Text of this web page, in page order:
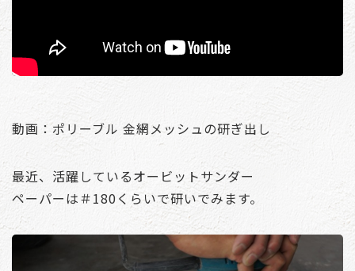
動画：ポリーブル 金網メッシュの研ぎ出し
最近、活躍しているオービットサンダー
ペーパーは＃180くらいで研いでみます。